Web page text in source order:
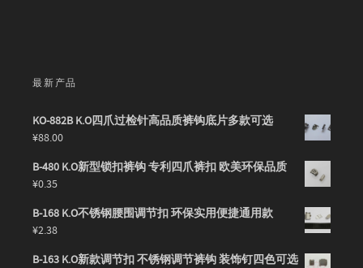
最新产品
KO-882B K.O四爪过检针高品质裤钩底片多款可选
¥88.00
B-480 K.O新型锁扣裤钩 专利四爪裤扣 欧美环保品质
¥0.35
B-168 K.O不锈钢腰围调节扣 环保实用便捷通用款
¥2.38
B-163 K.O新款调节扣 不锈钢调节裤钩 装饰钉四色可选